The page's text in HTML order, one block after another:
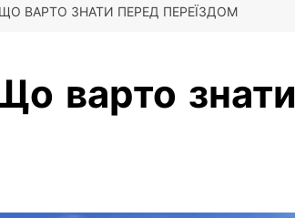
ВАРТО ЗНАТИ ПЕРЕД ПЕРЕЇЗДОМ
варто знати